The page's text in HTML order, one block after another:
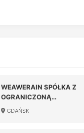
WEAWERAIN SPÓŁKA Z
OGRANICZONĄ
ODPOWIEDZIALNOŚCIĄ
GDAŃSK